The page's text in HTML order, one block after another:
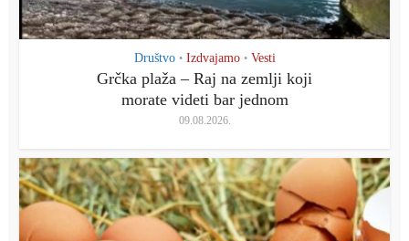
Društvo • Izdvajamo • Vesti
Grčka plaža – Raj na zemlji koji
morate videti bar jednom
09.08.2026.